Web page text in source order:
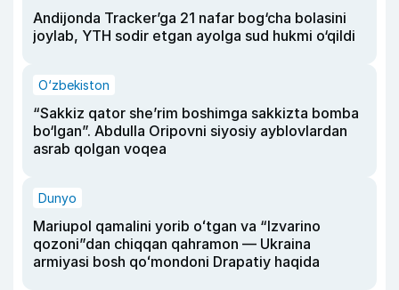
Andijonda Tracker’ga 21 nafar bog‘cha bolasini
joylab, YTH sodir etgan ayolga sud hukmi o‘qildi
O‘zbekiston
“Sakkiz qator she’rim boshimga sakkizta bomba
bo‘lgan”. Abdulla Oripovni siyosiy ayblovlardan
asrab qolgan voqea
Dunyo
Mariupol qamalini yorib oʻtgan va “Izvarino
qozoni”dan chiqqan qahramon — Ukraina
armiyasi bosh qoʻmondoni Drapatiy haqida